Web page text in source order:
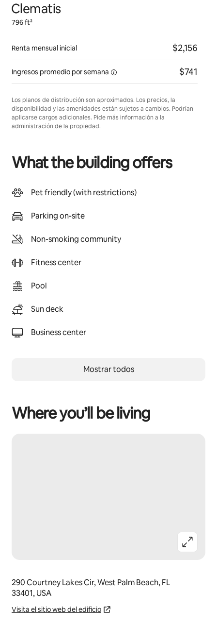
Clematis
796 ft²
Renta mensual inicial $2,156
Ingresos promedio porsemana $741
Los planos de distribución son aproximados. Los precios, la
disponibilidad y las amenidades están sujetos a cambios. Podrían
aplicarse cargos adicionales. Pide más información a la
administración de la propiedad.
What the building offers
Pet friendly (with restrictions)
Parking on-site
Non-smoking community
Fitness center
Pool
Sun deck
Business center
Mostrar todos
Where you’ll be living
290 Courtney Lakes Cir, West Palm Beach, FL
33401, USA
Visita el sitio web del edificio